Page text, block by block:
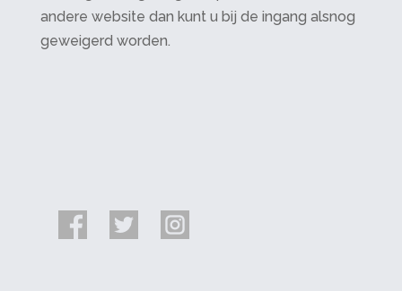
andere website dan kunt u bij de ingang alsnog
geweigerd worden.